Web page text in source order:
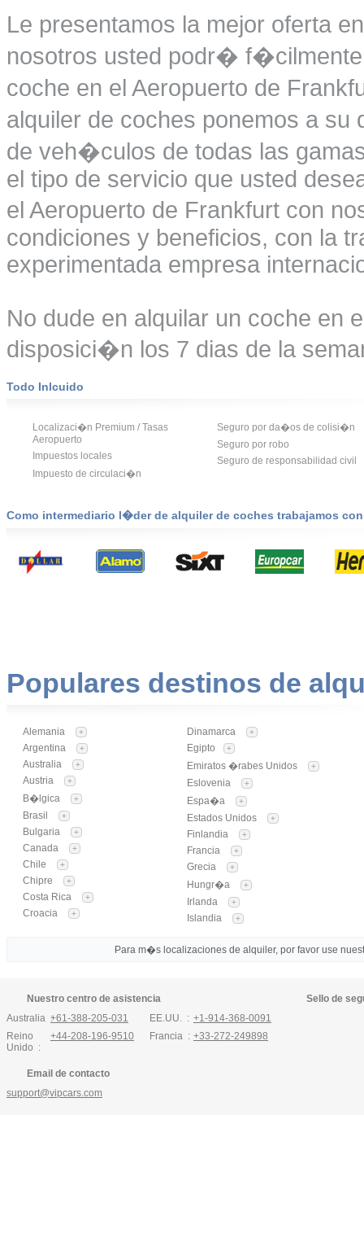
Le presentamos la mejor oferta
nosotros usted podr�
coche en el Aeropuerto de
alquiler de coches ponemos a
de veh�culos de todas las
el tipo de servicio que usted
el Aeropuerto de Frankfurt con
condiciones y beneficios, con la
experimentada empresa
No dude en alquilar un coche en
disposici�n los 7 dias de la
Todo Inlcuido
Localizaci�n Premium / Tasas
Aeropuerto
Impuestos locales
Impuesto de circulaci�n
Seguro por da�os de colisi�n
Seguro por robo
Seguro de responsabilidad civil
Como intermediario l�der de alquiler de coches trabajamos
Populares destinos de
Alemania +
Argentina +
Australia +
Austria +
B�lgica +
Brasil +
Bulgaria +
Canada +
Chile +
Chipre +
Costa Rica +
Croacia +
Dinamarca +
Egipto +
Emiratos �rabes Unidos +
Eslovenia +
Espa�a +
Estados Unidos +
Finlandia +
Francia +
Grecia +
Hungr�a +
Irlanda +
Islandia +
Para m�s localizaciones de alquiler, por favor use
Nuestro centro de asistencia
Australia :+61-388-205-031
Reino
Unido :
+44-208-196-9510
EE.UU. : +1-914-368-0091
Francia : +33-272-249898
Email de contacto
support@vipcars.com
Sello de